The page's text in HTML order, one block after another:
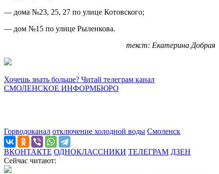
— дома №23, 25, 27 по улице Котовского;
— дом №15 по улице Рыленкова.
текст: Екатерина Добрая
Хочешь знать больше? Читай телеграм канал
СМОЛЕНСКОЕ ИНФОРМБЮРО
Горводоканал отключение холодной воды Смоленск
ВКОНТАКТЕ ОДНОКЛАССНИКИ ТЕЛЕГРАМ ДЗЕН
Сейчас читают: